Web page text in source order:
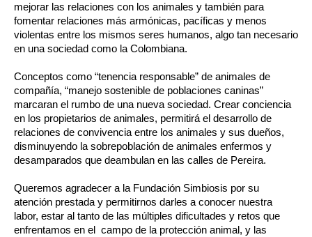
mejorar las relaciones con los animales y también para
fomentar relaciones más armónicas, pacíficas y menos
violentas entre los mismos seres humanos, algo tan necesario
en una sociedad como la Colombiana.
Conceptos como “tenencia responsable” de animales de
compañía, “manejo sostenible de poblaciones caninas”
marcaran el rumbo de una nueva sociedad. Crear conciencia
en los propietarios de animales, permitirá el desarrollo de
relaciones de convivencia entre los animales y sus dueños,
disminuyendo la sobrepoblación de animales enfermos y
desamparados que deambulan en las calles de Pereira.
Queremos agradecer a la Fundación Simbiosis por su
atención prestada y permitirnos darles a conocer nuestra
labor, estar al tanto de las múltiples dificultades y retos que
enfrentamos en el campo de la protección animal, y las